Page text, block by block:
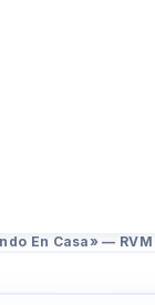
En Casa» —